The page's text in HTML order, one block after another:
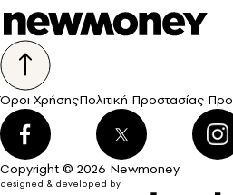
Όροι ΧρήσηςΠολιτική Προστασίας
Copyright © 2026 Newmoney
designed & developed by